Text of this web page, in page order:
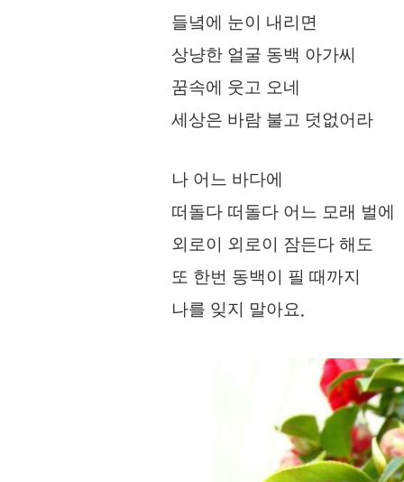
들녘에 눈이 내리면
상냥한 얼굴 동백 아가씨
꿈속에 웃고 오네
세상은 바람 불고 덧없어라
나 어느 바다에
떠돌다 떠돌다 어느 모래 벌에
외로이 외로이 잠든다 해도
또 한번 동백이 필 때까지
나를 잊지 말아요.